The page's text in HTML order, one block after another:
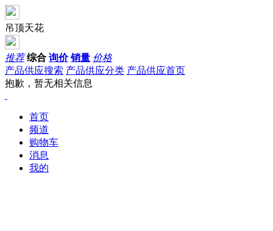
吊顶天花
推荐 综合 询价 销量 价格
产品供应搜索 产品供应分类 产品供应首页
抱歉，暂无相关信息
首页
频道
购物车
消息
我的